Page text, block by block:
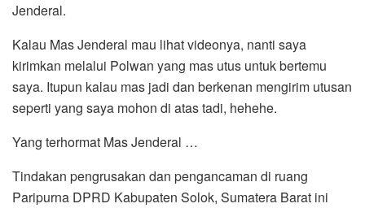
Jenderal.
Kalau Mas Jenderal mau lihat videonya, nanti saya
kirimkan melalui Polwan yang mas utus untuk bertemu
saya. Itupun kalau mas jadi dan berkenan mengirim utusan
seperti yang saya mohon di atas tadi, hehehe.
Yang terhormat Mas Jenderal …
Tindakan pengrusakan dan pengancaman di ruang
Paripurna DPRD Kabupaten Solok, Sumatera Barat ini